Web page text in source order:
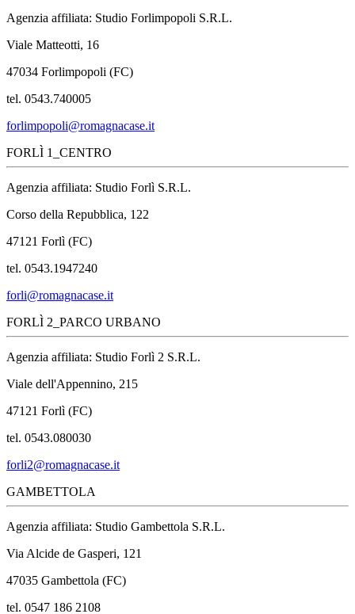
Agenzia affiliata: Studio Forlimpopoli S.R.L.
Viale Matteotti, 16
47034 Forlimpopoli (FC)
tel. 0543.740005
forlimpopoli@romagnacase.it
FORLÌ 1_CENTRO
Agenzia affiliata: Studio Forlì S.R.L.
Corso della Repubblica, 122
47121 Forlì (FC)
tel. 0543.1947240
forli@romagnacase.it
FORLÌ 2_PARCO URBANO
Agenzia affiliata: Studio Forlì 2 S.R.L.
Viale dell'Appennino, 215
47121 Forlì (FC)
tel. 0543.080030
forli2@romagnacase.it
GAMBETTOLA
Agenzia affiliata: Studio Gambettola S.R.L.
Via Alcide de Gasperi, 121
47035 Gambettola (FC)
tel. 0547 186 2108